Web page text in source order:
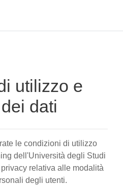
utilizzo e
dati
le condizioni di utilizzo
dell'Università degli Studi
relativa alle modalità
degli utenti.